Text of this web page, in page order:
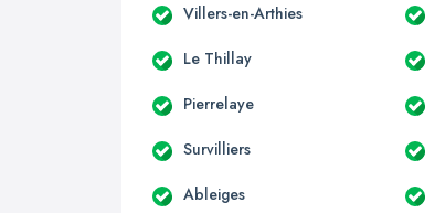
Villers-en-Arthies
Le Thillay
Pierrelaye
Survilliers
Ableiges